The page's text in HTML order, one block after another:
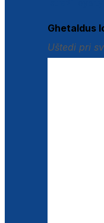
Ghetaldus
Uštedi pri